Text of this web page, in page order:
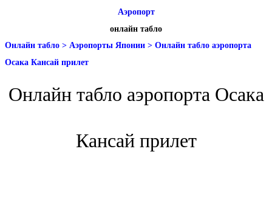
Аэропорт
онлайн табло
Онлайн табло > Аэропорты Японии > Онлайн табло аэропорта
Осака Кансай прилет
Онлайн табло аэропорта Осака
Кансай прилет